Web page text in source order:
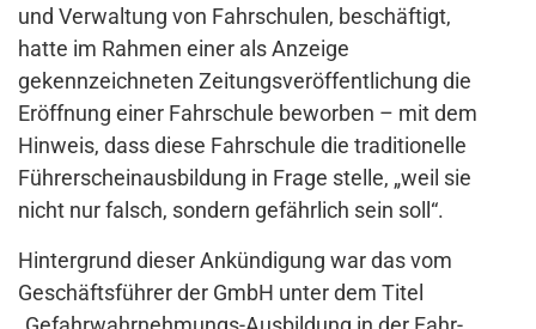
und Verwaltung von Fahrschulen, beschäftigt,
hatte im Rahmen einer als Anzeige
gekennzeichneten Zeitungsveröffentlichung die
Eröffnung einer Fahrschule beworben – mit dem
Hinweis, dass diese Fahrschule die traditionelle
Führerscheinausbildung in Frage stelle, „weil sie
nicht nur falsch, sondern gefährlich sein soll“.
Hintergrund dieser Ankündigung war das vom
Geschäftsführer der GmbH unter dem Titel